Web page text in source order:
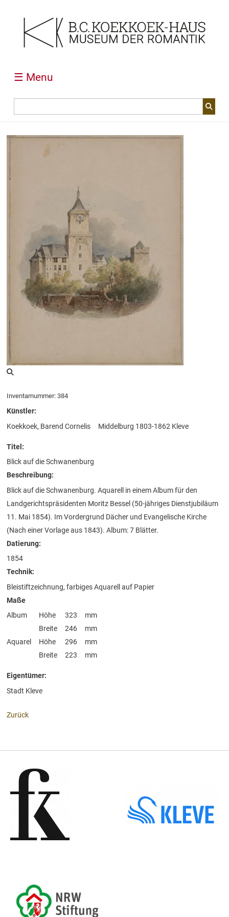
☰ Menu
Inventarnummer: 384
Künstler:
Koekkoek, Barend Cornelis
Middelburg 1803-1862 Kleve
Titel:
Blick auf die Schwanenburg
Beschreibung:
Blick auf die Schwanenburg. Aquarell in einem Album für den
Landgerichtspräsidenten Moritz Bessel (50-jähriges Dienstjubiläum
11. Mai 1854). Im Vordergrund Dächer und Evangelische Kirche
(Nach einer Vorlage aus 1843). Album: 7 Blätter.
Datierung:
1854
Technik:
Bleistiftzeichnung, farbiges Aquarell auf Papier
Maße
Album
Aquarel
Höhe
Breite
Höhe
Breite
323
246
296
223
mm
mm
mm
mm
Eigentümer:
Stadt Kleve
Zurück